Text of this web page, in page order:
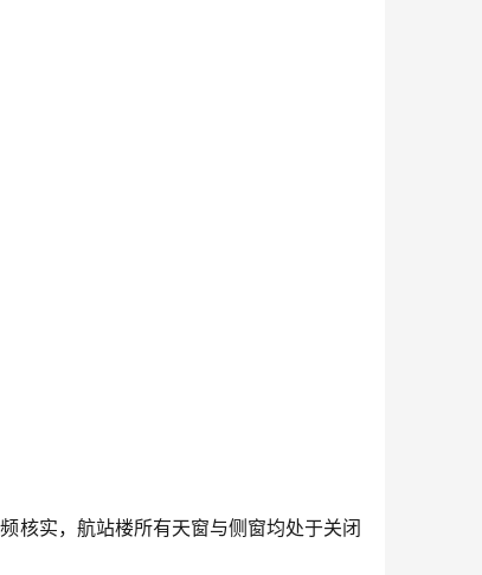
核实，航站楼所有天窗与侧窗均处于关闭